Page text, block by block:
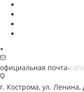
официальная почта-
г. Кострома, ул. Ленина,